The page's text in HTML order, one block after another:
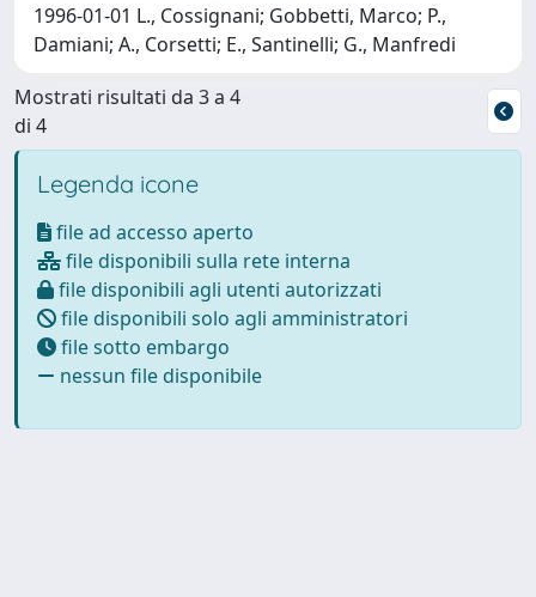
1996-01-01 L., Cossignani; Gobbetti, Marco; P.,
Damiani; A., Corsetti; E., Santinelli; G., Manfredi
Mostrati risultati da 3 a 4
di 4
Legenda icone
file ad accesso aperto
file disponibili sulla rete interna
file disponibili agli utenti autorizzati
file disponibili solo agli amministratori
file sotto embargo
nessun file disponibile